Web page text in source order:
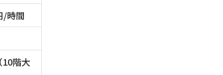
/時間
階大